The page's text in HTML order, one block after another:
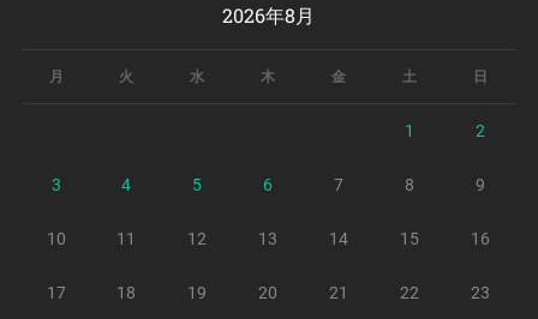
2026年8月
月 火 水 木 金 土 日
1 2
3 4 5 6 7 8 9
10 11 12 13 14 15 16
17 18 19 20 21 22 23